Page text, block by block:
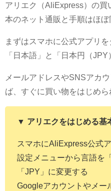
アリエク（AliExpress）の買
本のネット通販と手順はほぼ
まずはスマホに公式アプリ
「日本語」と「日本円（JPY
メールアドレスやSNSアカ
ば、すぐに買い物をはじめら
▼ アリエクをはじめる基
スマホにAliExpress公式
設定メニューから言語を
「JPY」に変更する
Googleアカウントやメー